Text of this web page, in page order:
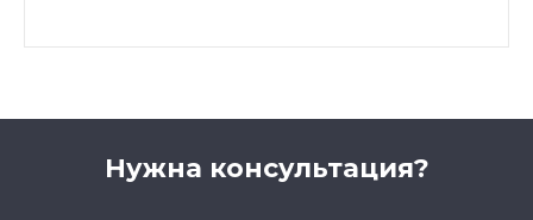
Нужна консультация?